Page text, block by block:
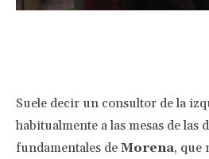
Suele decir un consultor de la
habitualmente a las mesas de las
fundamentales de Morena, que